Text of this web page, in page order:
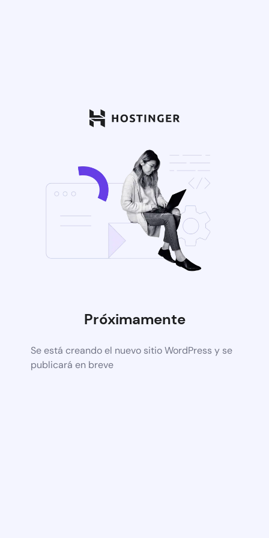
Próximamente
Se está creando el nuevo sitio WordPress y se
publicará en breve